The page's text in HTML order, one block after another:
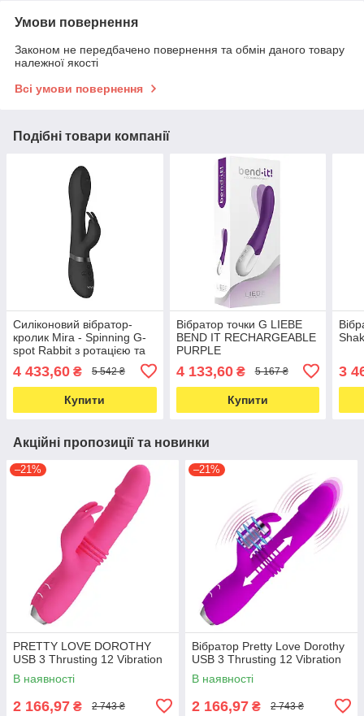
Умови повернення
Законом не передбачено повернення та обмін даного товару
належної якості
Всі умови повернення
Подібні товари компанії
Силіконовий вібратор-
кролик Mira - Spinning G-
spot Rabbit з ротацією та
4 433,60 ₴ 5 542 ₴
Купити
Вібратор точки G LIEBE
BEND IT RECHARGEABLE
PURPLE
4 133,60₴ 5 167 ₴
Купити
3
Акційні пропозиції та новинки
–21%
PRETTY LOVE DOROTHY
USB 3 Thrusting 12 Vibration
В наявності
2 166,97 ₴ 2 743 ₴
–21%
Вібратор Pretty Love Dorothy
USB 3 Thrusting 12 Vibration
В наявності
2 166,97 ₴ 2 743 ₴